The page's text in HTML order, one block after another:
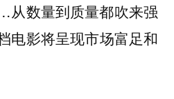
数量到质量都吹来强
电影将呈现市场富足和